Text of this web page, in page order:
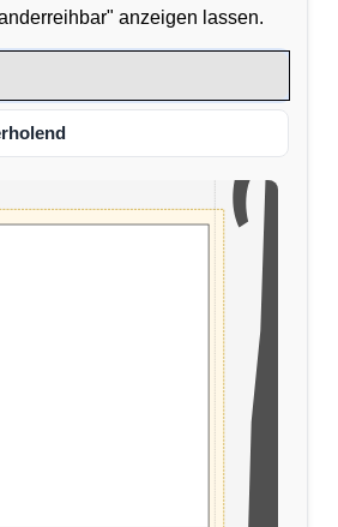
anzeigen lassen.